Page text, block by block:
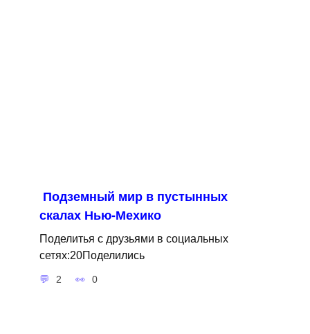
Подземный мир в пустынных
скалах Нью-Мехико
Поделитья с друзьями в социальных
сетях:20Поделились
2 0